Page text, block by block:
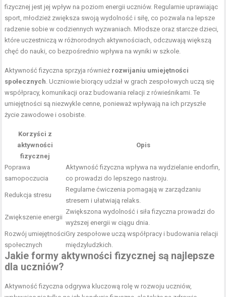
fizycznej jest jej wpływ na poziom energii uczniów. Regularnie uprawiając
sport, młodzież zwiększa swoją wydolność i siłę, co pozwala na lepsze
radzenie sobie w codziennych wyzwaniach. Młodsze oraz starcze dzieci,
które uczestniczą w różnorodnych aktywnościach, odczuwają większą
chęć do nauki, co bezpośrednio wpływa na wyniki w szkole.
Aktywność fizyczna sprzyja również rozwijaniu umiejętności
społecznych . Uczniowie biorący udział w grach zespołowych uczą się
współpracy, komunikacji oraz budowania relacji z rówieśnikami. Te
umiejętności są niezwykle cenne, ponieważ wpływają na ich przyszłe
życie zawodowe i osobiste.
Korzyści z
aktywności
fizycznej
Opis
Poprawa
samopoczucia
Aktywność fizyczna wpływa na wydzielanie endorfin,
co prowadzi do lepszego nastroju.
Redukcja stresu
Regularne ćwiczenia pomagają w zarządzaniu
stresem i ułatwiają relaks.
Zwiększenie energii
Zwiększona wydolność i siła fizyczna prowadzi do
wyższej energii w ciągu dnia.
Rozwój umiejętności
społecznych
Gry zespołowe uczą współpracy i budowania relacji
międzyludzkich.
Jakie formy aktywności fizycznej są najlepsze
dla uczniów?
Aktywność fizyczna odgrywa kluczową rolę w rozwoju uczniów,